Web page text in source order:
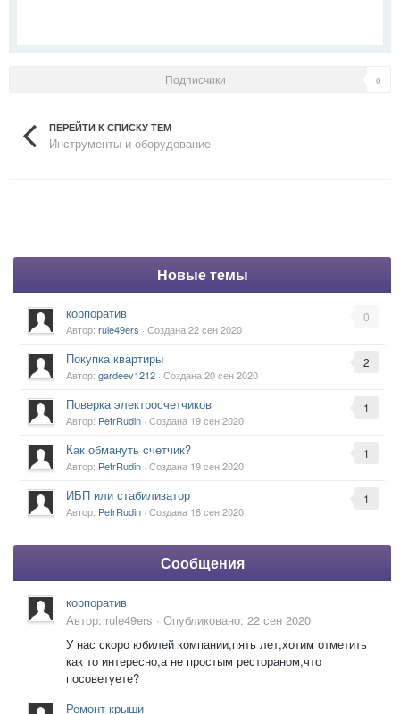
Подписчики 0
ПЕРЕЙТИ К СПИСКУ ТЕМ
Инструменты и оборудование
Новые темы
0
корпоратив
Автор: rule49ers · Создана22 сен 2020
2
Покупка квартиры
Автор: gardeev1212 · Создана20 сен 2020
1
Поверка электросчетчиков
Автор: PetrRudin · Создана 19 сен 2020
1
Как обмануть счетчик?
Автор: PetrRudin · Создана 19 сен 2020
1
ИБП или стабилизатор
Автор: PetrRudin · Создана 18 сен 2020
Сообщения
корпоратив
Автор: rule49ers · Опубликовано: 22 сен 2020
У нас скоро юбилей компании,пять лет,хотим отметить
как то интересно,а не простым рестораном,что
посоветуете?
Ремонт крыши